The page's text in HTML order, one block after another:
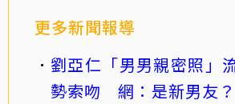
更多新聞報導
劉亞仁「男男親密照」
勢索吻 網：是新男友？